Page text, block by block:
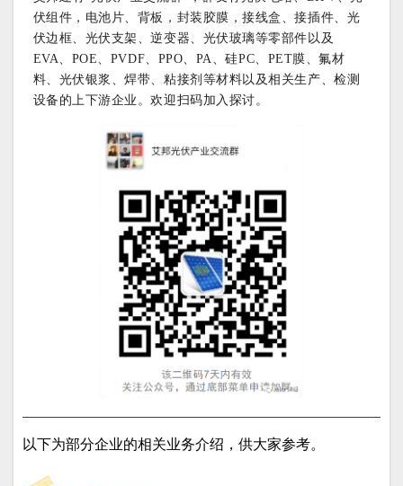
伏组件，电池片、背板，封装胶膜，接线盒、接插件、光
伏边框、光伏支架、逆变器、光伏玻璃等零部件以及
EVA、POE、PVDF、PPO、PA、硅PC、PET膜、氟材
料、光伏银浆、焊带、粘接剂等材料以及相关生产、检测
设备的上下游企业。欢迎扫码加入探讨。
以下为部分企业的相关业务介绍，供大家参考。